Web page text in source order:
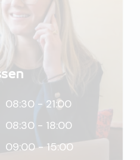
08:30 - 21:00
08:30 - 18:00
09:00 - 15:00